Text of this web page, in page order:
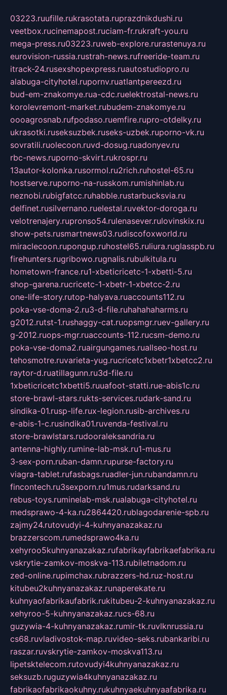
03223.ruufille.rukrasotata.ruprazdnikdushi.ru
veetbox.rucinemapost.ruciam-fr.rukraft-you.ru
mega-press.ru03223.ruweb-explore.rurastenuya.ru
eurovision-russia.rustrah-news.rufreeride-team.ru
itrack-24.rusexshopexpress.ruautostudiopro.ru
alabuga-cityhotel.rupornv.ruatlantpereezd.ru
bud-em-znakomye.rua-cdc.ruelektrostal-news.ru
korolevremont-market.rubudem-znakomye.ru
oooagrosnab.rufpodaso.ruemfire.rupro-otdelky.ru
ukrasotki.ruseksuzbek.ruseks-uzbek.ruporno-vk.ru
sovratili.ruolecoon.ruvd-dosug.ruadonyev.ru
rbc-news.ruporno-skvirt.rukrospr.ru
13autor-kolonka.rusormol.ru2rich.ruhostel-65.ru
hostserve.ruporno-na-russkom.rumishinlab.ru
neznobi.rubigfatcc.ruhabble.rustarbucksvia.ru
delfinet.rusilvernano.ruelestal.ruvektor-doroga.ru
velotrenajery.rupronso54.rulenasever.rulovinskix.ru
show-pets.rusmartnews03.rudiscofoxworld.ru
miraclecoon.rupongup.ruhostel65.ruliura.ruglasspb.ru
firehunters.rugribowo.rugnalis.rubulkitula.ru
hometown-france.ru1-xbeticricetc-1-xbetti-5.ru
shop-garena.rucricetc-1-xbetr-1-xbetcc-2.ru
one-life-story.rutop-halyava.ruaccounts112.ru
poka-vse-doma-2.ru3-d-file.ruhahahaharms.ru
g2012.rutst-1.rushaggy-cat.ruopsmgr.ruev-gallery.ru
g-2012.ruops-mgr.ruaccounts-112.rucsm-demo.ru
poka-vse-doma2.ruairgungames.ruallseo-host.ru
tehosmotre.ruvarieta-yug.rucricetc1xbetr1xbetcc2.ru
raytor-d.ruatillagunn.ru3d-file.ru
1xbeticricetc1xbetti5.ruuafoot-statti.rue-abis1c.ru
store-brawl-stars.rukts-services.rudark-sand.ru
sindika-01.rusp-life.rux-legion.rusib-archives.ru
e-abis-1-c.rusindika01.ruvenda-festival.ru
store-brawlstars.rudooraleksandria.ru
antenna-highly.rumine-lab-msk.ru1-mus.ru
3-sex-porn.ruban-damn.rupurse-factory.ru
viagra-tablet.rufasbags.ruadler-jun.rubandamn.ru
fincontech.ru3sexporn.ru1mus.rudarksand.ru
rebus-toys.ruminelab-msk.rualabuga-cityhotel.ru
medsprawo-4-ka.ru2864420.rublagodarenie-spb.ru
zajmy24.rutovudyi-4-kuhnyanazakaz.ru
brazzerscom.rumedsprawo4ka.ru
xehyroo5kuhnyanazakaz.rufabrikayfabrikaefabrika.ru
vskrytie-zamkov-moskva-113.rubiletnadom.ru
zed-online.rupimchax.rubrazzers-hd.ruz-host.ru
kitubeu2kuhnyanazakaz.runaperekate.ru
kuhnyaofabrikaufabrik.rukitubeu-2-kuhnyanazakaz.ru
xehyroo-5-kuhnyanazakaz.rucs-68.ru
guzywia-4-kuhnyanazakaz.rumir-tk.ruvlknrussia.ru
cs68.ruvladivostok-map.ruvideo-seks.rubankaribi.ru
raszar.ruvskrytie-zamkov-moskva113.ru
lipetsktelecom.rutovudyi4kuhnyanazakaz.ru
seksuzb.ruguzywia4kuhnyanazakaz.ru
fabrikaofabrikaokuhny.rukuhnyaekuhnyaafabrika.ru